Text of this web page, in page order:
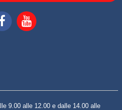
9.00 alle 12.00 e dalle 14.00 alle